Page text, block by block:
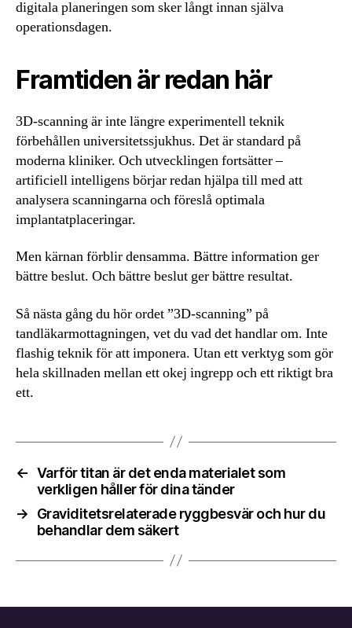
digitala planeringen som sker långt innan själva
operationsdagen.
Framtiden är redan här
3D-scanning är inte längre experimentell teknik
förbehållen universitetssjukhus. Det är standard på
moderna kliniker. Och utvecklingen fortsätter –
artificiell intelligens börjar redan hjälpa till med att
analysera scanningarna och föreslå optimala
implantatplaceringar.
Men kärnan förblir densamma. Bättre information ger
bättre beslut. Och bättre beslut ger bättre resultat.
Så nästa gång du hör ordet ”3D-scanning” på
tandläkarmottagningen, vet du vad det handlar om. Inte
flashig teknik för att imponera. Utan ett verktyg som gör
hela skillnaden mellan ett okej ingrepp och ett riktigt bra
ett.
← Varför titan är det enda materialet som
verkligen håller för dina tänder
→
Graviditetsrelaterade ryggbesvär och hur du
behandlar dem säkert